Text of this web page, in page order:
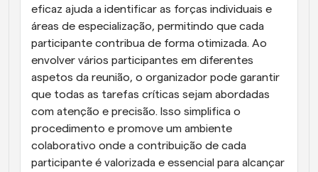
eficaz ajuda a identificar as forças individuais e
áreas de especialização, permitindo que cada
participante contribua de forma otimizada. Ao
envolver vários participantes em diferentes
aspetos da reunião, o organizador pode garantir
que todas as tarefas críticas sejam abordadas
com atenção e precisão. Isso simplifica o
procedimento e promove um ambiente
colaborativo onde a contribuição de cada
participante é valorizada e essencial para alcançar